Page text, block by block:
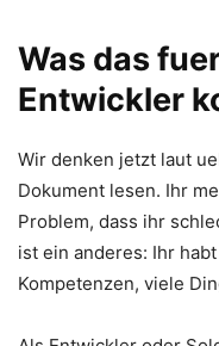
Was das
Entwickler
Wir denken jetzt laut
Dokument lesen. Ihr
Problem, dass ihr
ist ein anderes: Ihr
Kompetenzen, viele